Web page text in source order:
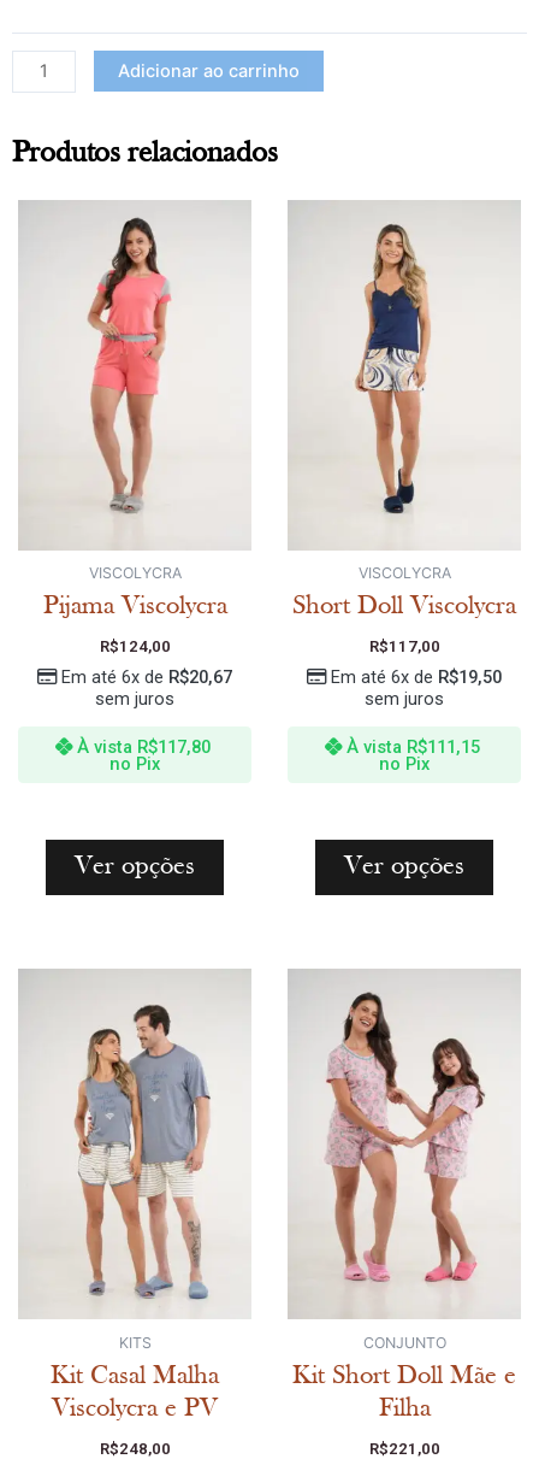
Adicionar ao carrinho
Produtos relacionados
VISCOLYCRA
Pijama Viscolycra
R$124,00
À vista R$117,80
no Pix
Em até 6x de R$20,67
sem juros
Ver opções
VISCOLYCRA
Short Doll Viscolycra
R$117,00
À vista R$111,15
no Pix
Em até 6x de R$19,50
sem juros
Ver opções
KITS
Kit Casal Malha
Viscolycra e PV
R$248,00
CONJUNTO
Kit Short Doll Mãe e
Filha
R$221,00